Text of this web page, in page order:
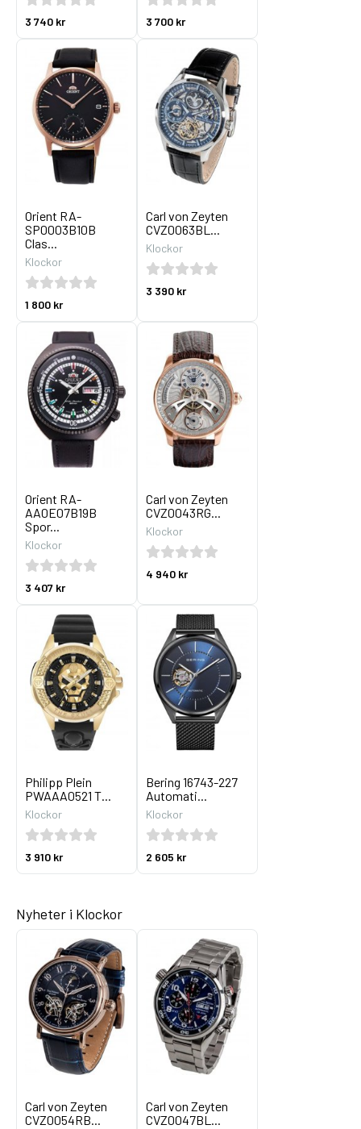
3 740 kr 3 700 kr
Orient RA-
SP0003B10B
Clas...
Klockor
1 800 kr
Carl von Zeyten
CVZ0063BL...
Klockor
3 390 kr
Orient RA-
AA0E07B19B
Spor...
Klockor
3 407 kr
Carl von Zeyten
CVZ0043RG...
Klockor
4 940 kr
Philipp Plein
PWAAA0521 T...
Klockor
3 910 kr
Bering 16743-227
Automati...
Klockor
2 605 kr
Nyheter i Klockor
Carl von Zeyten
CVZ0054RB...
Carl von Zeyten
CVZ0047BL...